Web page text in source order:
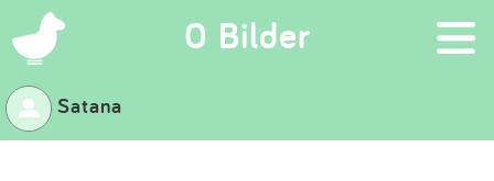
0 Bilder ×
Suchen
Satana